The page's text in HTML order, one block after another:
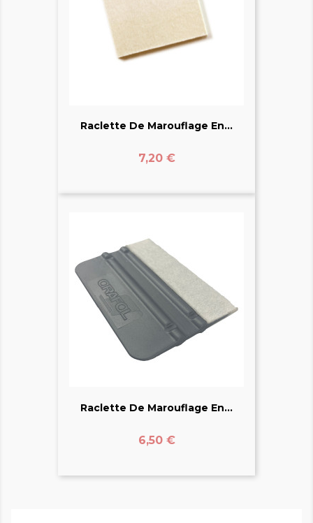
Raclette De Marouflage En...
Prix
7,20 €
Raclette De Marouflage En...
Prix
6,50 €